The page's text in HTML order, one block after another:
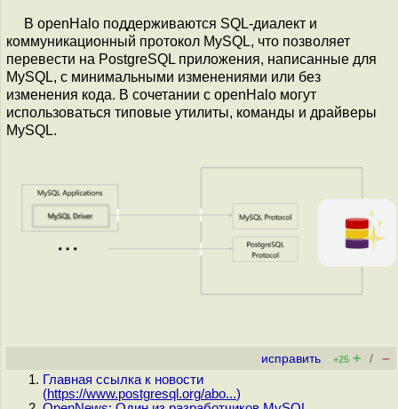
В openHalo поддерживаются SQL-диалект и
коммуникационный протокол MySQL, что позволяет
перевести на PostgreSQL приложения, написанные для
MySQL, с минимальными изменениями или без
изменения кода. В сочетании с openHalo могут
использоваться типовые утилиты, команды и драйверы
MySQL.
исправить +25 + / –
Главная ссылка к новости
(https://www.postgresql.org/abo...)